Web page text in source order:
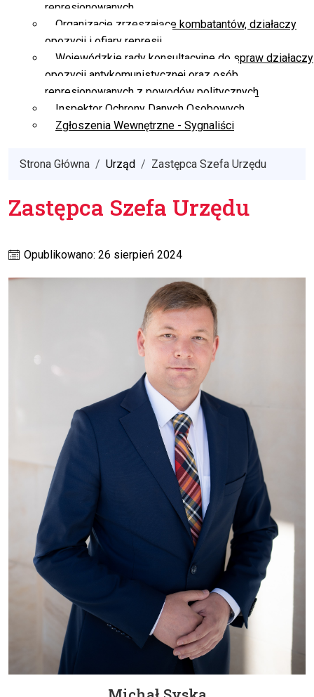
represjonowanych
Organizacje zrzeszające kombatantów, działaczy
opozycji i ofiary represji
Wojewódzkie rady konsultacyjne do spraw działaczy
opozycji antykomunistycznej oraz osób
represjonowanych z powodów politycznych
Inspektor Ochrony Danych Osobowych
Zgłoszenia Wewnętrzne - Sygnaliści
Strona Główna Urząd Zastępca Szefa Urzędu
Zastępca Szefa Urzędu
Opublikowano: 26 sierpień 2024